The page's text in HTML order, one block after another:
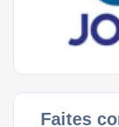
Faites